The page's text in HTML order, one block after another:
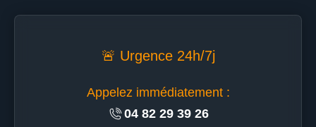
🚨 Urgence 24h/7j
Appelez immédiatement :
04 82 29 39 26